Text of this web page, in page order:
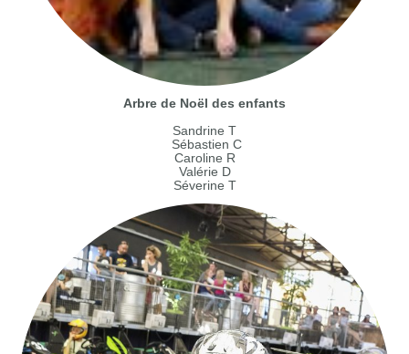
Arbre de Noël des enfants
Sandrine T
Sébastien C
Caroline R
Valérie D
Séverine T